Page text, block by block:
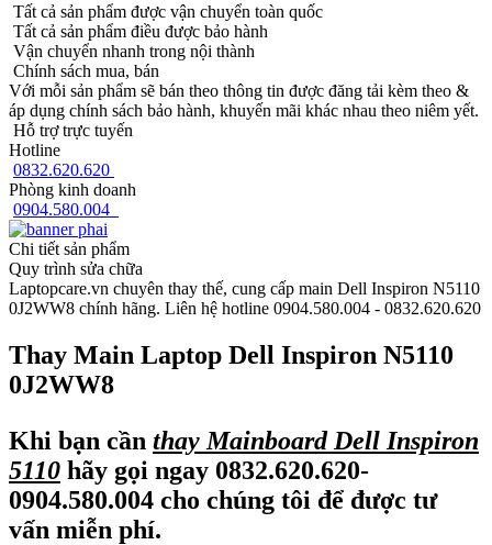
Tất cả sản phẩm được vận chuyển toàn quốc
Tất cả sản phẩm điều được bảo hành
Vận chuyển nhanh trong nội thành
Chính sách mua, bán
Với mỗi sản phẩm sẽ bán theo thông tin được đăng tải kèm theo &
áp dụng chính sách bảo hành, khuyến mãi khác nhau theo niêm yết.
Hỗ trợ trực tuyến
Hotline
0832.620.620
Phòng kinh doanh
0904.580.004
Chi tiết sản phẩm
Quy trình sửa chữa
Laptopcare.vn chuyên thay thế, cung cấp main Dell Inspiron N5110
0J2WW8 chính hãng. Liên hệ hotline 0904.580.004 - 0832.620.620
Thay Main Laptop Dell Inspiron N5110
0J2WW8
Khi bạn cần thay Mainboard Dell Inspiron
5110 hãy gọi ngay 0832.620.620-
0904.580.004 cho chúng tôi để được tư
vấn miễn phí.